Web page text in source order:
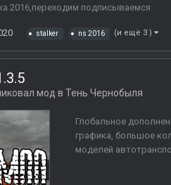
2016,переходим подписываемся
stalker ns 2016 (и ещё 3 )
мод в Тень Чернобыля
Глобальное
графика, большое
моделей